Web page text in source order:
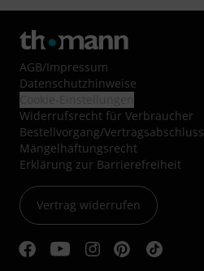
AGB/Impressum
Datenschutzhinweise
Widerrufsrecht für Verbraucher
Bestellvorgang/Vertragsabschluss
Mängelhaftungsrecht
Erklärung zur Barrierefreiheit
Vertrag widerrufen